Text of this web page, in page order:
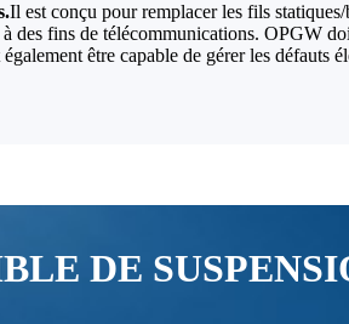
Il est conçu pour remplacer les fils
des fins de télécommunications. OPGW
être capable de gérer les défauts
DE